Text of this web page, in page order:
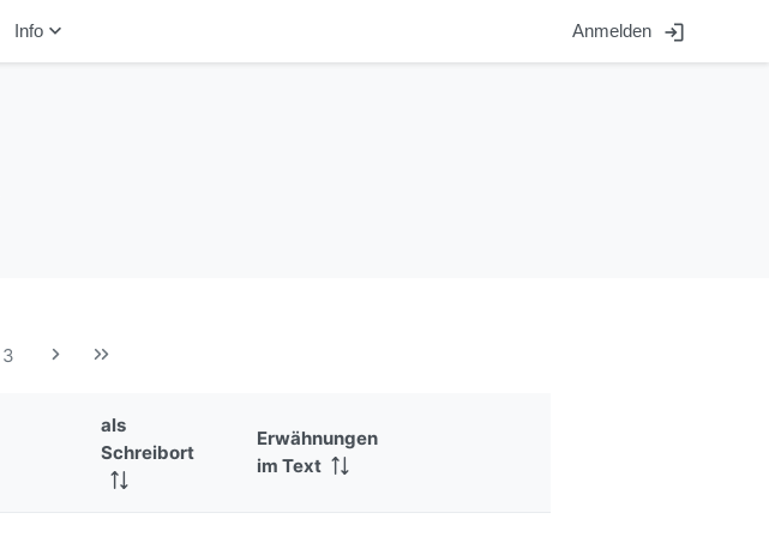
Infokeyboard_arrow_down Anmelden login
3
als
Schreibort
Erwähnungen
im Text